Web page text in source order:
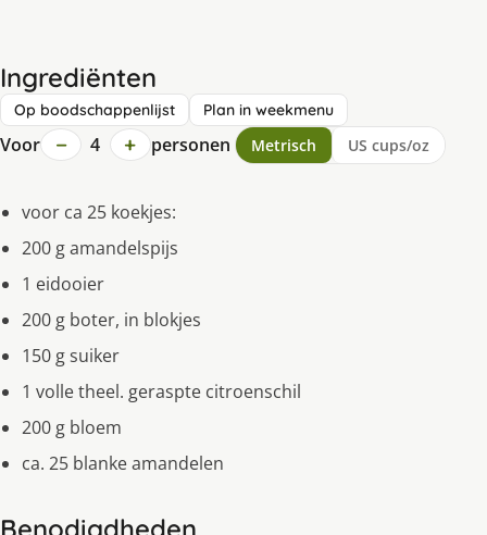
Ingrediënten
Op boodschappenlijst Plan in weekmenu
Voor − 4 + personen Metrisch US cups/oz
voor ca 25 koekjes:
200 g amandelspijs
1 eidooier
200 g boter, in blokjes
150 g suiker
1 volle theel. geraspte citroenschil
200 g bloem
ca. 25 blanke amandelen
Benodigdheden